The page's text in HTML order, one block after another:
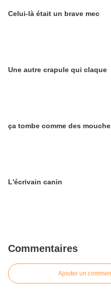
Celui-là était un brave mec
Une autre crapule qui claque
ça tombe comme des
L'écrivain canin
Commentaires
Ajouter un